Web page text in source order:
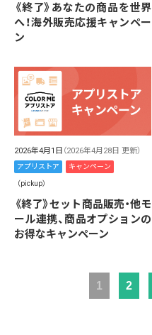
《終了》あなたの商品を世界
へ！海外販売応援キャンペー
ン
2026年4月1日 （2026年4月28日 更新）
アプリストア キャンペーン
（pickup）
《終了》セット商品販売・他モ
ール連携、商品オプションの
お得なキャンペーン
1 2